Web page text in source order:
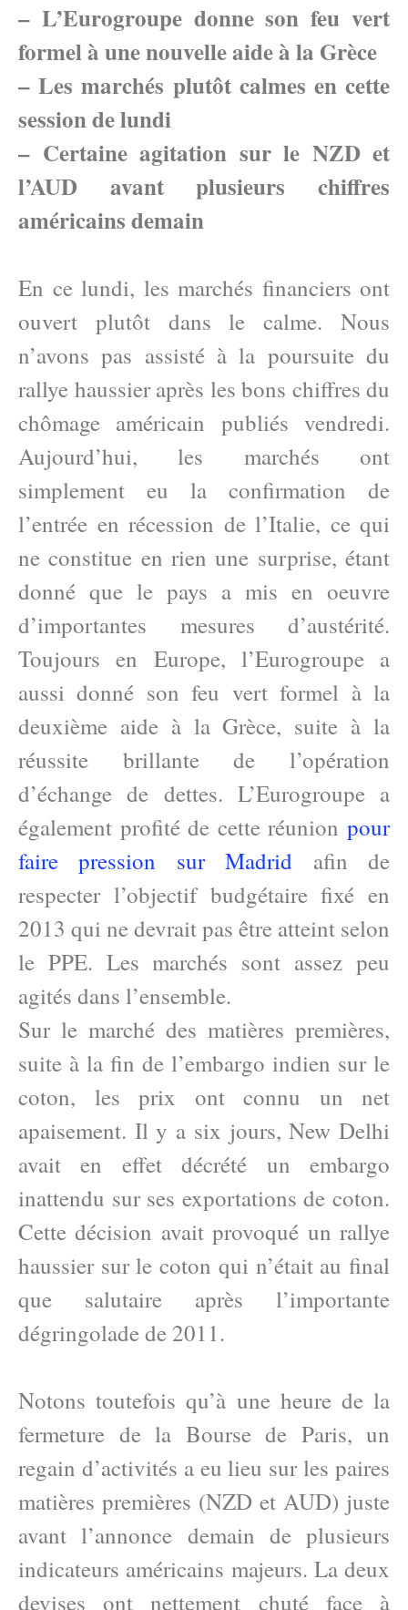
– L’Eurogroupe donne son feu vert
formel à une nouvelle aide à la Grèce
– Les marchés plutôt calmes en cette
session de lundi
– Certaine agitation sur le NZD et
l’AUD avant plusieurs chiffres
américains demain
En ce lundi, les marchés financiers ont
ouvert plutôt dans le calme. Nous
n’avons pas assisté à la poursuite du
rallye haussier après les bons chiffres du
chômage américain publiés vendredi.
Aujourd’hui, les marchés ont
simplement eu la confirmation de
l’entrée en récession de l’Italie, ce qui
ne constitue en rien une surprise, étant
donné que le pays a mis en oeuvre
d’importantes mesures d’austérité.
Toujours en Europe, l’Eurogroupe a
aussi donné son feu vert formel à la
deuxième aide à la Grèce, suite à la
réussite brillante de l’opération
d’échange de dettes. L’Eurogroupe a
également profité de cette réunion pour
faire pression sur Madrid afin de
respecter l’objectif budgétaire fixé en
2013 qui ne devrait pas être atteint selon
le PPE. Les marchés sont assez peu
agités dans l’ensemble.
Sur le marché des matières premières,
suite à la fin de l’embargo indien sur le
coton, les prix ont connu un net
apaisement. Il y a six jours, New Delhi
avait en effet décrété un embargo
inattendu sur ses exportations de coton.
Cette décision avait provoqué un rallye
haussier sur le coton qui n’était au final
que salutaire après l’importante
dégringolade de 2011.
Notons toutefois qu’à une heure de la
fermeture de la Bourse de Paris, un
regain d’activités a eu lieu sur les paires
matières premières (NZD et AUD) juste
avant l’annonce demain de plusieurs
indicateurs américains majeurs. La deux
devises ont nettement chuté face à